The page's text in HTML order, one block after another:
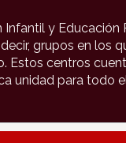
y Educación
grupos en los
Estos centros
unidad para todo